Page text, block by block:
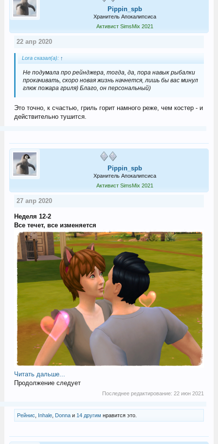
Pippin_spb
Хранитель Апокалипсиса
Активист SimsMix 2021
22 апр 2020
Lora сказал(а): ↑
Не подумала про рейнджера, тогда, да, пора навык рыбалки
прокачивать, скоро новая жизнь начнется, лишь бы вас минул
глюк пожара гриля) Благо, он персональный)
Это точно, к счастью, гриль горит намного реже, чем костер - и
действительно тушится.
Pippin_spb
Хранитель Апокалипсиса
Активист SimsMix 2021
27 апр 2020
Неделя 12-2
Все течет, все изменяется
Читать дальше...
Продолжение следует
Последнее редактирование:22 июн 2021
Рейнис Inhale, Donnaи 14 другим нравится это.